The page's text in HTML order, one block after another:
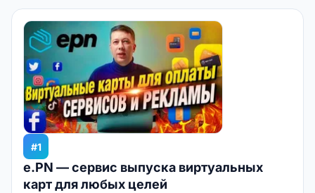
#1
e.PN — сервис выпуска виртуальных
карт для любых целей